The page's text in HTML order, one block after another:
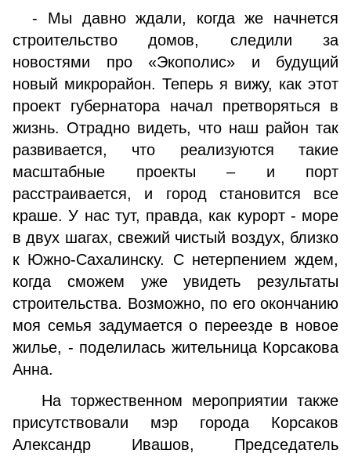
- Мы давно ждали, когда же начнется
строительство домов, следили за
новостями про «Экополис» и будущий
новый микрорайон. Теперь я вижу, как этот
проект губернатора начал претворяться в
жизнь. Отрадно видеть, что наш район так
развивается, что реализуются такие
масштабные проекты – и порт
расстраивается, и город становится все
краше. У нас тут, правда, как курорт - море
в двух шагах, свежий чистый воздух, близко
к Южно-Сахалинску. С нетерпением ждем,
когда сможем уже увидеть результаты
строительства. Возможно, по его окончанию
моя семья задумается о переезде в новое
жилье, - поделилась жительница Корсакова
Анна.
На торжественном мероприятии также
присутствовали мэр города Корсаков
Александр Ивашов, Председатель